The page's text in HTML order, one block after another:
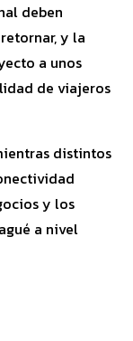
deben
y la
a unos
de viajeros
distintos
y los
a nivel